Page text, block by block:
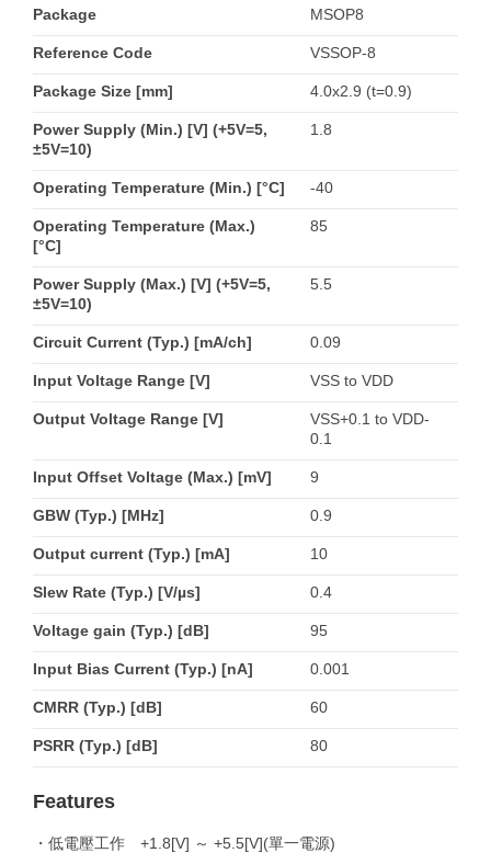
Package MSOP8
Reference Code VSSOP-8
Package Size [mm] 4.0x2.9 (t=0.9)
Power Supply (Min.) [V] (+5V=5,
±5V=10)
1.8
Operating Temperature (Min.) [°C] -40
Operating Temperature (Max.)
[°C]
85
Power Supply (Max.) [V] (+5V=5,
±5V=10)
5.5
Circuit Current (Typ.) [mA/ch] 0.09
Input Voltage Range [V] VSS to VDD
Output Voltage Range [V]
VSS+0.1 to VDD-
0.1
Input Offset Voltage (Max.) [mV] 9
GBW (Typ.) [MHz] 0.9
Output current (Typ.) [mA] 10
Slew Rate (Typ.) [V/µs] 0.4
Voltage gain (Typ.) [dB] 95
Input Bias Current (Typ.) [nA] 0.001
CMRR (Typ.) [dB] 60
PSRR (Typ.) [dB] 80
Features
・低電壓工作 +1.8[V] ～ +5.5[V](單一電源)